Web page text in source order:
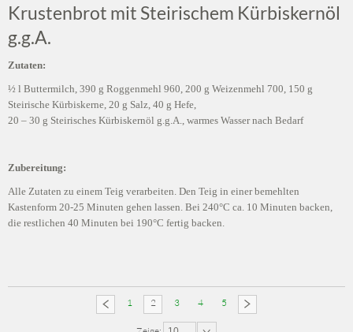
Krustenbrot mit Steirischem Kürbiskernöl
g.g.A.
Zutaten:
½ l Buttermilch, 390 g Roggenmehl 960, 200 g Weizenmehl 700, 150 g
Steirische Kürbiskerne, 20 g Salz, 40 g Hefe,
20 – 30 g Steirisches Kürbiskernöl g.g.A., warmes Wasser nach Bedarf
Zubereitung:
Alle Zutaten zu einem Teig verarbeiten. Den Teig in einer bemehlten
Kastenform 20-25 Minuten gehen lassen. Bei 240°C ca. 10 Minuten backen,
die restlichen 40 Minuten bei 190°C fertig backen.
1 2 3 4 5